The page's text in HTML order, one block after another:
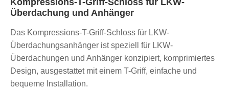
Überdachung und Anhänger
Das Kompressions-T-Griff-Schloss für LKW-
Überdachungsanhänger ist speziell für LKW-
Überdachungen und Anhänger konzipiert, komprimiertes
Design, ausgestattet mit einem T-Griff, einfache und
bequeme Installation.